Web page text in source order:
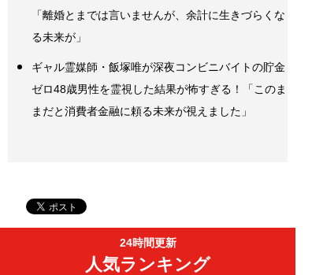
「離婚とまでは言いませんが、余計に生きづらくな
る未来が」
ギャル霊媒師・飯塚唯が深夜コンビニバイトの貯金
ゼロ48歳男性を霊視した結果が怖すぎる！「このま
まだと消費者金融に頼る未来が視えました」
24時間更新
人気ランキング